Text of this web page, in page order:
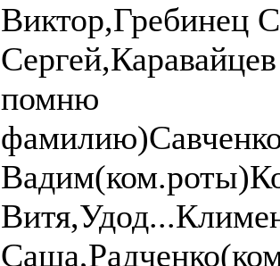
Виктор,Гребинец
помню